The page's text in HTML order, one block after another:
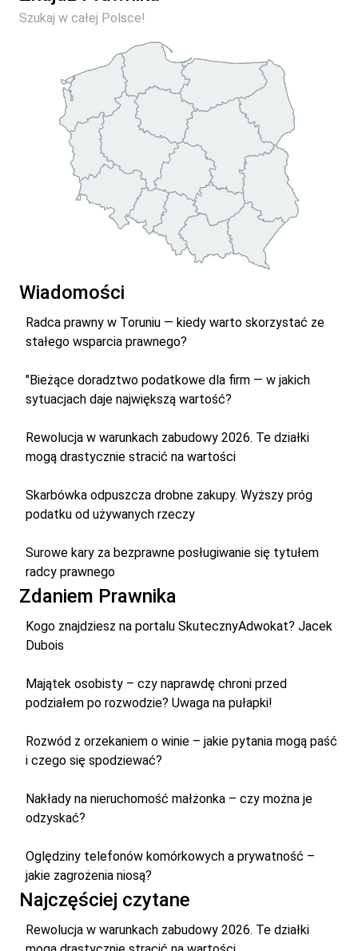
Szukaj w całej Polsce!
Wiadomości
Radca prawny w Toruniu — kiedy warto skorzystać ze
stałego wsparcia prawnego?
"Bieżące doradztwo podatkowe dla firm — w jakich
sytuacjach daje największą wartość?
Rewolucja w warunkach zabudowy 2026. Te działki
mogą drastycznie stracić na wartości
Skarbówka odpuszcza drobne zakupy. Wyższy próg
podatku od używanych rzeczy
Surowe kary za bezprawne posługiwanie się tytułem
radcy prawnego
Zdaniem Prawnika
Kogo znajdziesz na portalu SkutecznyAdwokat? Jacek
Dubois
Majątek osobisty – czy naprawdę chroni przed
podziałem po rozwodzie? Uwaga na pułapki!
Rozwód z orzekaniem o winie – jakie pytania mogą paść
i czego się spodziewać?
Nakłady na nieruchomość małżonka – czy można je
odzyskać?
Oględziny telefonów komórkowych a prywatność –
jakie zagrożenia niosą?
Najczęściej czytane
Rewolucja w warunkach zabudowy 2026. Te działki